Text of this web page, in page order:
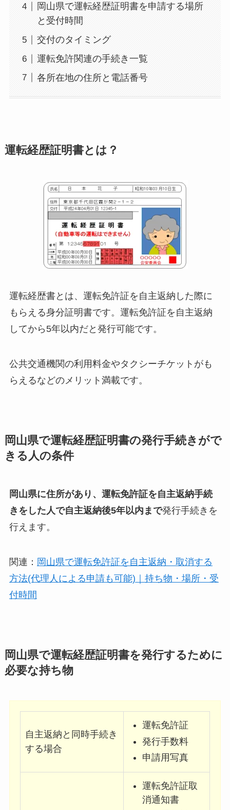
岡山県で運転経歴証明書を申請する場所
と受付時間
交付のタイミング
運転免許関連の手続き一覧
各所在地の住所と電話番号
運転経歴証明書とは？
運転経歴書とは、運転免許証を自主返納した際に
もらえる身分証明書です。運転免許証を自主返納
してから5年以内だと発行可能です。
公共交通機関の利用料金やタクシーチケットがも
らえるなどのメリット満載です。
岡山県で運転経歴証明書の発行手続きがで
きる人の条件
岡山県に住所があり、運転免許証を自主返納手続
きをした人で自主返納後5年以内まで発行手続きを
行えます。
関連： 岡山県で運転免許証を自主返納・取消する
方法(代理人による申請も可能)｜持ち物・場所・受
付時間
岡山県で運転経歴証明書を発行するために
必要な持ち物
自主返納と同時手続き
する場合
運転免許証
発行手数料
申請用写真
運転免許証取
消通知書